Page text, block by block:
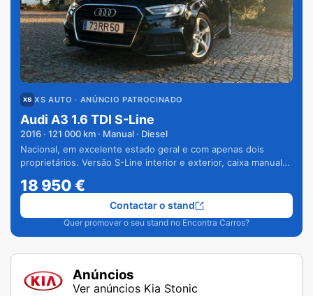
XS AUTO · ANÚNCIO PATROCINADO
Audi A3 1.6 TDI S-Line
2016 · 121 000 km · Manual · Diesel
Nacional, em excelente estado geral e com apenas dois
proprietários. Versão S-Line interior e exterior, caixa manual
18 950€
Quer promover o seu stand no Encontra Carros?
Contactar o stand
Anúncios
Ver anúncios Kia Stonic